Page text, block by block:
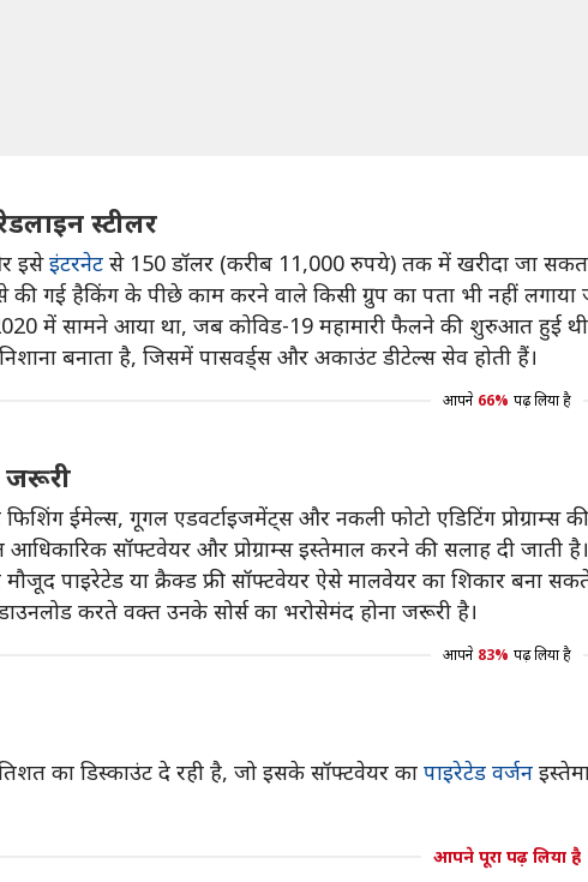
स्टीलर
इसेइंटरनेट से 150 डॉलर (करीब 11,000 रुपये) तक में खरीदा जा
गई हैकिंग के पीछे काम करने वाले किसी ग्रुप का पता भी नहीं लगाया
में सामने आया था, जब कोविड-19 महामारी फैलने की शुरुआत हुई
बनाता है, जिसमें पासवर्ड्स और अकाउंट डीटेल्स सेव होती हैं।
आपने 66% पढ़ लिया है
जरूरी
फिशिंग ईमेल्स, गूगल एडवर्टाइजमेंट्स और नकली फोटो एडिटिंग प्रोग्राम्स
सॉफ्टवेयर और प्रोग्राम्स इस्तेमाल करने की सलाह दी जाती है।
मौजूद पाइरेटेड या क्रैक्ड फ्री सॉफ्टवेयर ऐसे मालवेयर का शिकार बना
करते वक्त उनके सोर्स का भरोसेमंद होना जरूरी है।
आपने 83% पढ़ लिया है
का डिस्काउंट दे रही है, जो इसके सॉफ्टवेयर का पाइरेटेड वर्जन
आपने पूरा पढ़ लिया है